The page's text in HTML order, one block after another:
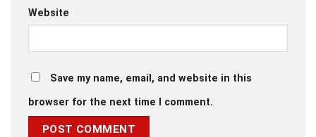
Website
Save my name, email, and website in this
browser for the next time I comment.